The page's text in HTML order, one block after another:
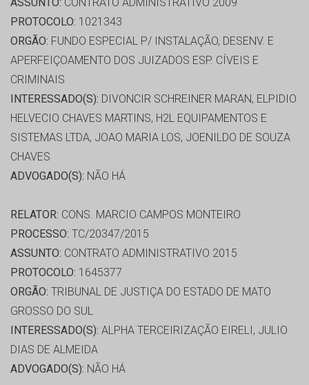
ASSUNTO: CONTRATO ADMINISTRATIVO 2009
PROTOCOLO: 1021343
ORGÃO: FUNDO ESPECIAL P/ INSTALAÇÃO, DESENV. E
APERFEIÇOAMENTO DOS JUIZADOS ESP. CÍVEIS E
CRIMINAIS
INTERESSADO(S): DIVONCIR SCHREINER MARAN, ELPIDIO
HELVECIO CHAVES MARTINS, H2L EQUIPAMENTOS E
SISTEMAS LTDA, JOAO MARIA LOS, JOENILDO DE SOUZA
CHAVES
ADVOGADO(S): NÃO HÁ
RELATOR: CONS. MARCIO CAMPOS MONTEIRO
PROCESSO: TC/20347/2015
ASSUNTO: CONTRATO ADMINISTRATIVO 2015
PROTOCOLO: 1645377
ORGÃO: TRIBUNAL DE JUSTIÇA DO ESTADO DE MATO
GROSSO DO SUL
INTERESSADO(S): ALPHA TERCEIRIZAÇÃO EIRELI, JULIO
DIAS DE ALMEIDA
ADVOGADO(S): NÃO HÁ